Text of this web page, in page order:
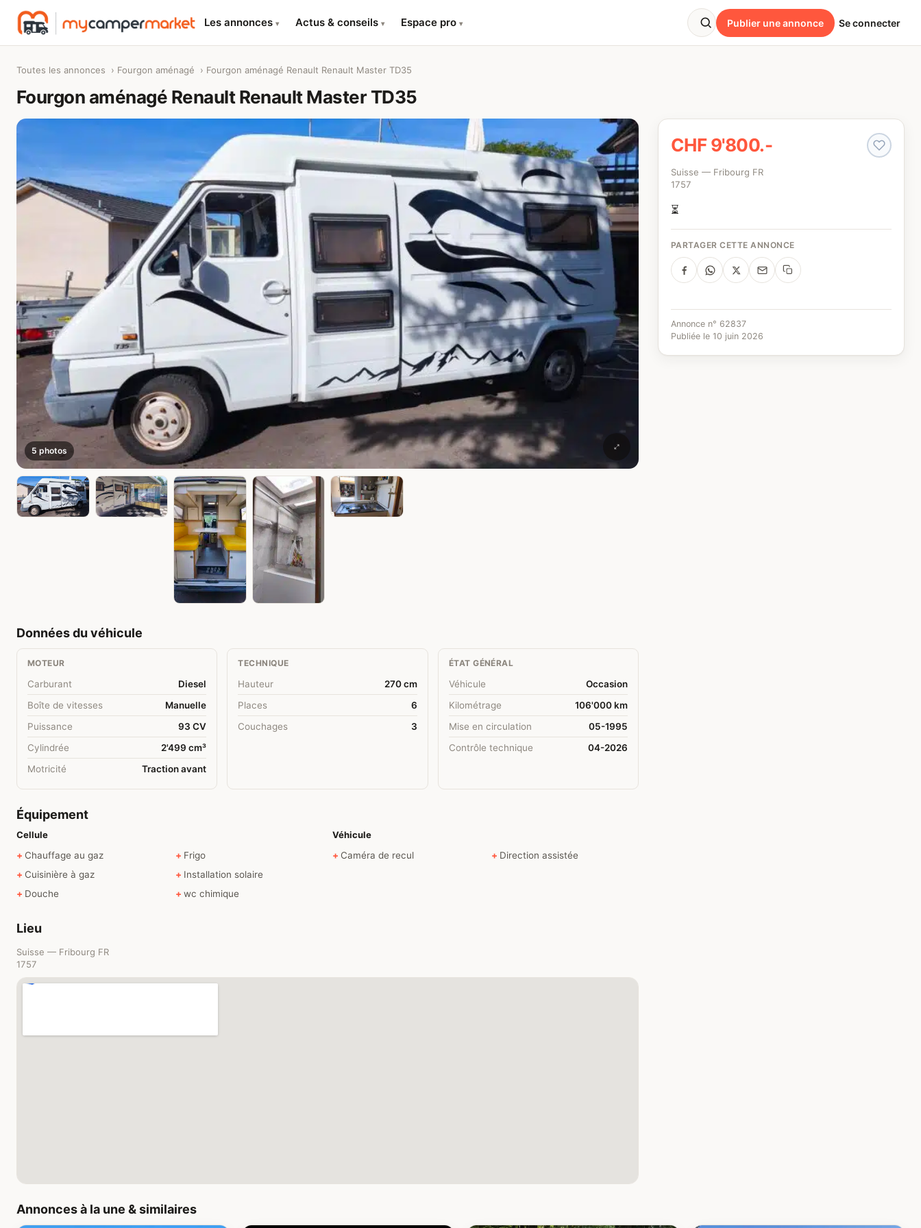
Les annonces ▾ Actus & conseils ▾ Espace pro ▾ Publier une annonce Se connecter
Toutes les annonces › Fourgon aménagé › Fourgon aménagé Renault Renault Master TD35
Fourgon aménagé Renault Renault Master TD35
5 photos
Données du véhicule
MOTEUR
Carburant
Diesel
Boîte de vitesses
Manuelle
Puissance
93 CV
Cylindrée
2'499 cm³
Motricité
Traction avant
TECHNIQUE
Hauteur
270 cm
Places
6
Couchages
3
ÉTAT GÉNÉRAL
Véhicule
Occasion
Kilométrage
106'000 km
Mise en circulation
05-1995
Contrôle technique
04-2026
Équipement
Cellule
Chauffage au gaz
Cuisinière à gaz
Douche
Frigo
Installation solaire
wc chimique
Véhicule
Caméra de recul
Direction assistée
Lieu
Suisse — Fribourg FR
1757
CHF 9'800.-
Suisse — Fribourg FR
1757
⏳
PARTAGER CETTE ANNONCE
Annonce n° 62837
Publiée le 10 juin 2026
Annonces à la une & similaires